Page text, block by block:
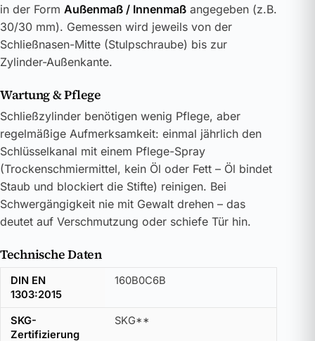
in der Form Außenmaß / Innenmaß angegeben (z.B.
30/30 mm). Gemessen wird jeweils von der
Schließnasen-Mitte (Stulpschraube) bis zur
Zylinder-Außenkante.
Wartung & Pflege
Schließzylinder benötigen wenig Pflege, aber
regelmäßige Aufmerksamkeit: einmal jährlich den
Schlüsselkanal mit einem Pflege-Spray
(Trockenschmiermittel, kein Öl oder Fett – Öl bindet
Staub und blockiert die Stifte) reinigen. Bei
Schwergängigkeit nie mit Gewalt drehen – das
deutet auf Verschmutzung oder schiefe Tür hin.
Technische Daten
DIN EN
1303:2015
160B0C6B
SKG-
Zertifizierung
SKG**